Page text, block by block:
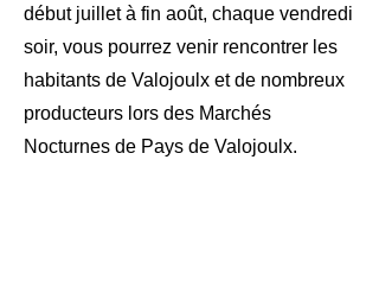
début juillet à fin août, chaque vendredi
soir, vous pourrez venir rencontrer les
habitants de Valojoulx et de nombreux
producteurs lors des Marchés
Nocturnes de Pays de Valojoulx.